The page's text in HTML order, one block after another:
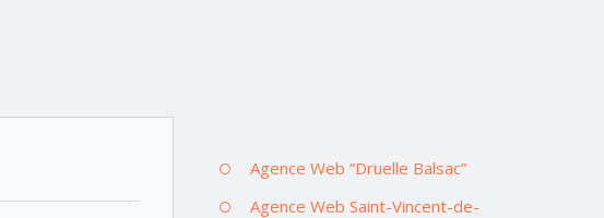
Agence Web “Druelle Balsac”
Agence Web Saint-Vincent-de-